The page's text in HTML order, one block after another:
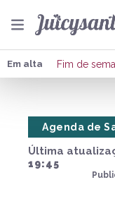
Em alta Fim de
Última
19:45
Agenda de